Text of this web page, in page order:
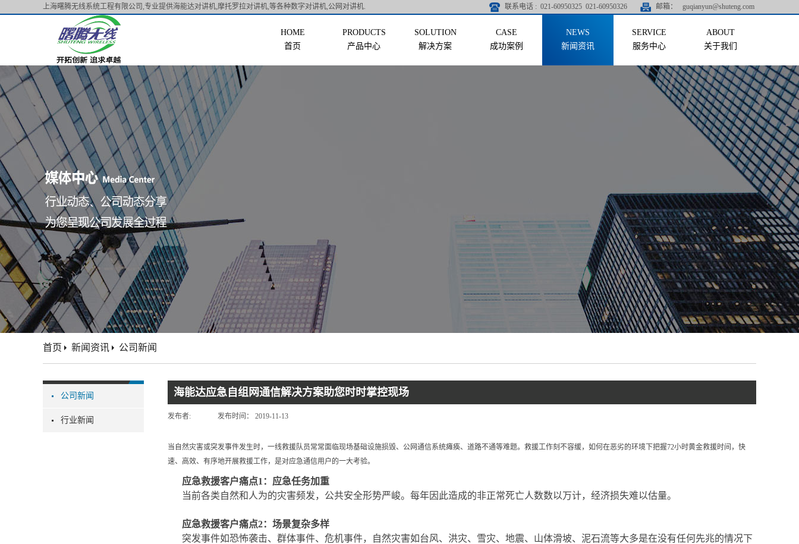
上海曙腾无线系统工程有限公司,专业提供海能达对讲机,摩托罗拉对讲机,等各种数字对讲机,公网对讲机. 联系电话 : 021-60950325 021-60950326 邮箱： guqianyun@shuteng.com
首页 产品中心 解决方案 成功案例 新闻资讯 服务中心 关于我们
公司新闻
行业新闻
首页 新闻资讯 公司新闻
海能达应急自组网通信解决方案助您时时掌控现场
发布者: 发布时间： 2019-11-13
当自然灾害或突发事件发生时，一线救援队员常常面临现场基础设施损毁、公网通信系统瘫痪、道路不通等难题。救援工作刻不容缓，如何在恶劣的环境下把握72小时黄金救援时间，快
速、高效、有序地开展救援工作，是对应急通信用户的一大考验。
应急救援客户痛点1：应急任务加重
当前各类自然和人为的灾害频发，公共安全形势严峻。每年因此造成的非正常死亡人数数以万计，经济损失难以估量。
应急救援客户痛点2：场景复杂多样
突发事件如恐怖袭击、群体事件、危机事件，自然灾害如台风、洪灾、雪灾、地震、山体滑坡、泥石流等大多是在没有任何先兆的情况下